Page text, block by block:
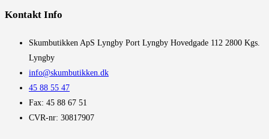
Kontakt Info
​Skumbutikken ApS Lyngby Port Lyngby Hovedgade 112 2800 Kgs.
Lyngby
info@skumbutikken.dk
45 88 55 47
Fax: 45 88 67 51
CVR-nr: 30817907